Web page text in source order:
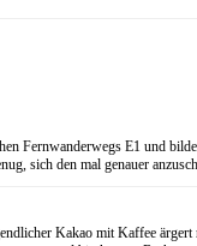
Fernwanderwegs E1 und
sich den mal genauer
Kakao mit Kaffee